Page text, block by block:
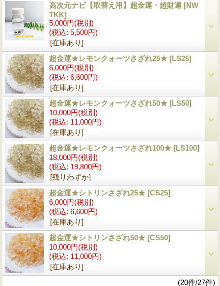
高次元ナビ【取替え用】超金運・超財運 [NW
TKK]
5,000円(税別)
(税込: 5,500円)
[在庫あり]
超金運★レモンクォーツさざれ25★ [LS25]
6,000円(税別)
(税込: 6,600円)
[在庫あり]
超金運★レモンクォーツさざれ50★ [LS50]
10,000円(税別)
(税込: 11,000円)
[在庫あり]
超金運★レモンクォーツさざれ100★ [LS100]
18,000円(税別)
(税込: 19,800円)
[残りわずか]
超金運★シトリンさざれ25★ [CS25]
6,000円(税別)
(税込: 6,600円)
[在庫あり]
超金運★シトリンさざれ50★ [CS50]
10,000円(税別)
(税込: 11,000円)
[在庫あり]
(20件/27件)